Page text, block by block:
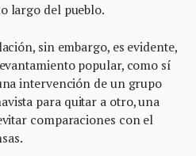
largo del pueblo.
sin embargo, es evidente,
popular, como sí
intervención de un grupo
para quitar a otro, una
comparaciones con el